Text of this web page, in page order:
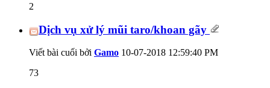
2
Dịch vụ xử lý mũi taro/khoan gãy
Viết bài cuối bởi Gamo 10-07-2018 12:59:40 PM
73